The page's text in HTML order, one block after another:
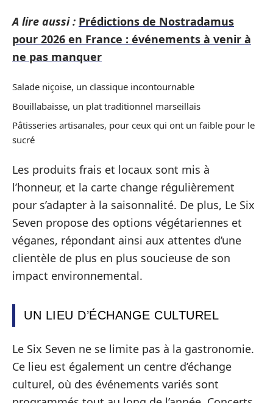
A lire aussi : Prédictions de Nostradamus
pour 2026 en France : événements à venir à
ne pas manquer
Salade niçoise, un classique incontournable
Bouillabaisse, un plat traditionnel marseillais
Pâtisseries artisanales, pour ceux qui ont un faible pour le
sucré
Les produits frais et locaux sont mis à
l’honneur, et la carte change régulièrement
pour s’adapter à la saisonnalité. De plus, Le Six
Seven propose des options végétariennes et
véganes, répondant ainsi aux attentes d’une
clientèle de plus en plus soucieuse de son
impact environnemental.
UN LIEU D’ÉCHANGE CULTUREL
Le Six Seven ne se limite pas à la gastronomie.
Ce lieu est également un centre d’échange
culturel, où des événements variés sont